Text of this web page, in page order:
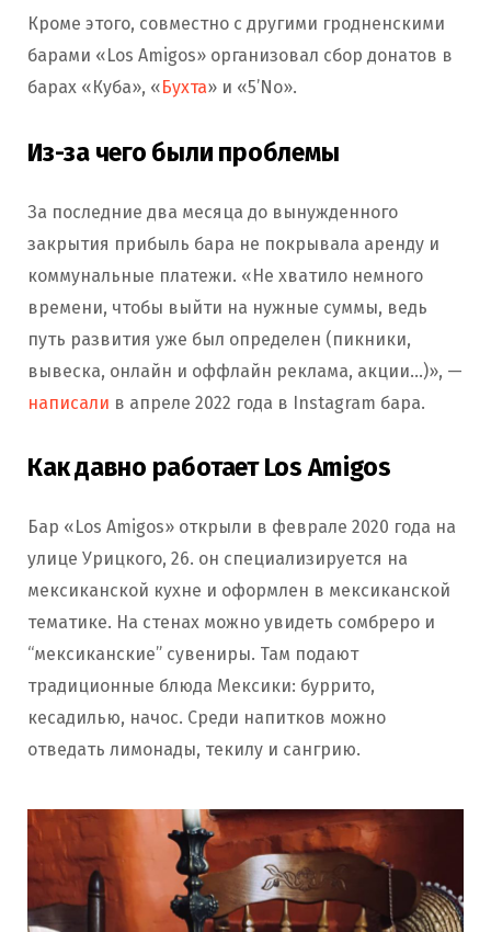
Кроме этого, совместно с другими гродненскими
барами «Los Amigos» организовал сбор донатов в
барах «Куба», «Бухта» и «5’Nо».
Из-за чего были проблемы
За последние два месяца до вынужденного
закрытия прибыль бара не покрывала аренду и
коммунальные платежи. «Не хватило немного
времени, чтобы выйти на нужные суммы, ведь
путь развития уже был определен (пикники,
вывеска, онлайн и оффлайн реклама, акции…)», —
написали в апреле 2022 года в Instagram бара.
Как давно работает Los Amigos
Бар «Los Amigos» открыли в феврале 2020 года на
улице Урицкого, 26. он специализируется на
мексиканской кухне и оформлен в мексиканской
тематике. На стенах можно увидеть сомбреро и
“мексиканские” сувениры. Там подают
традиционные блюда Мексики: буррито,
кесадилью, начос. Среди напитков можно
отведать лимонады, текилу и сангрию.